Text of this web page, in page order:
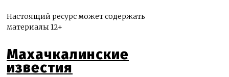
Настоящий ресурс может содержать
материалы 12+
Махачкалинские
известия